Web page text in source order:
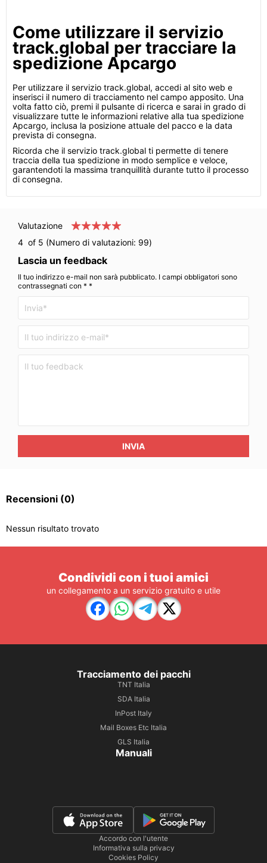
Come utilizzare il servizio
track.global per tracciare la
spedizione Apcargo
Per utilizzare il servizio track.global, accedi al sito web e
inserisci il numero di tracciamento nel campo apposito. Una
volta fatto ciò, premi il pulsante di ricerca e sarai in grado di
visualizzare tutte le informazioni relative alla tua spedizione
Apcargo, inclusa la posizione attuale del pacco e la data
prevista di consegna.
Ricorda che il servizio track.global ti permette di tenere
traccia della tua spedizione in modo semplice e veloce,
garantendoti la massima tranquillità durante tutto il processo
di consegna.
Valutazione
4 of 5 (Numero di valutazioni: 99)
Lascia un feedback
Il tuo indirizzo e-mail non sarà pubblicato. I campi obbligatori sono
contrassegnati con * *
INVIA
Recensioni (0)
Nessun risultato trovato
Condividi con i tuoi amici
un collegamento a un servizio gratuito e utile
Tracciamento dei pacchi
TNT Italia
SDA Italia
InPost Italy
Mail Boxes Etc Italia
GLS Italia
Manuali
Accordo con l'utente
Informativa sulla privacy
Cookies Policy